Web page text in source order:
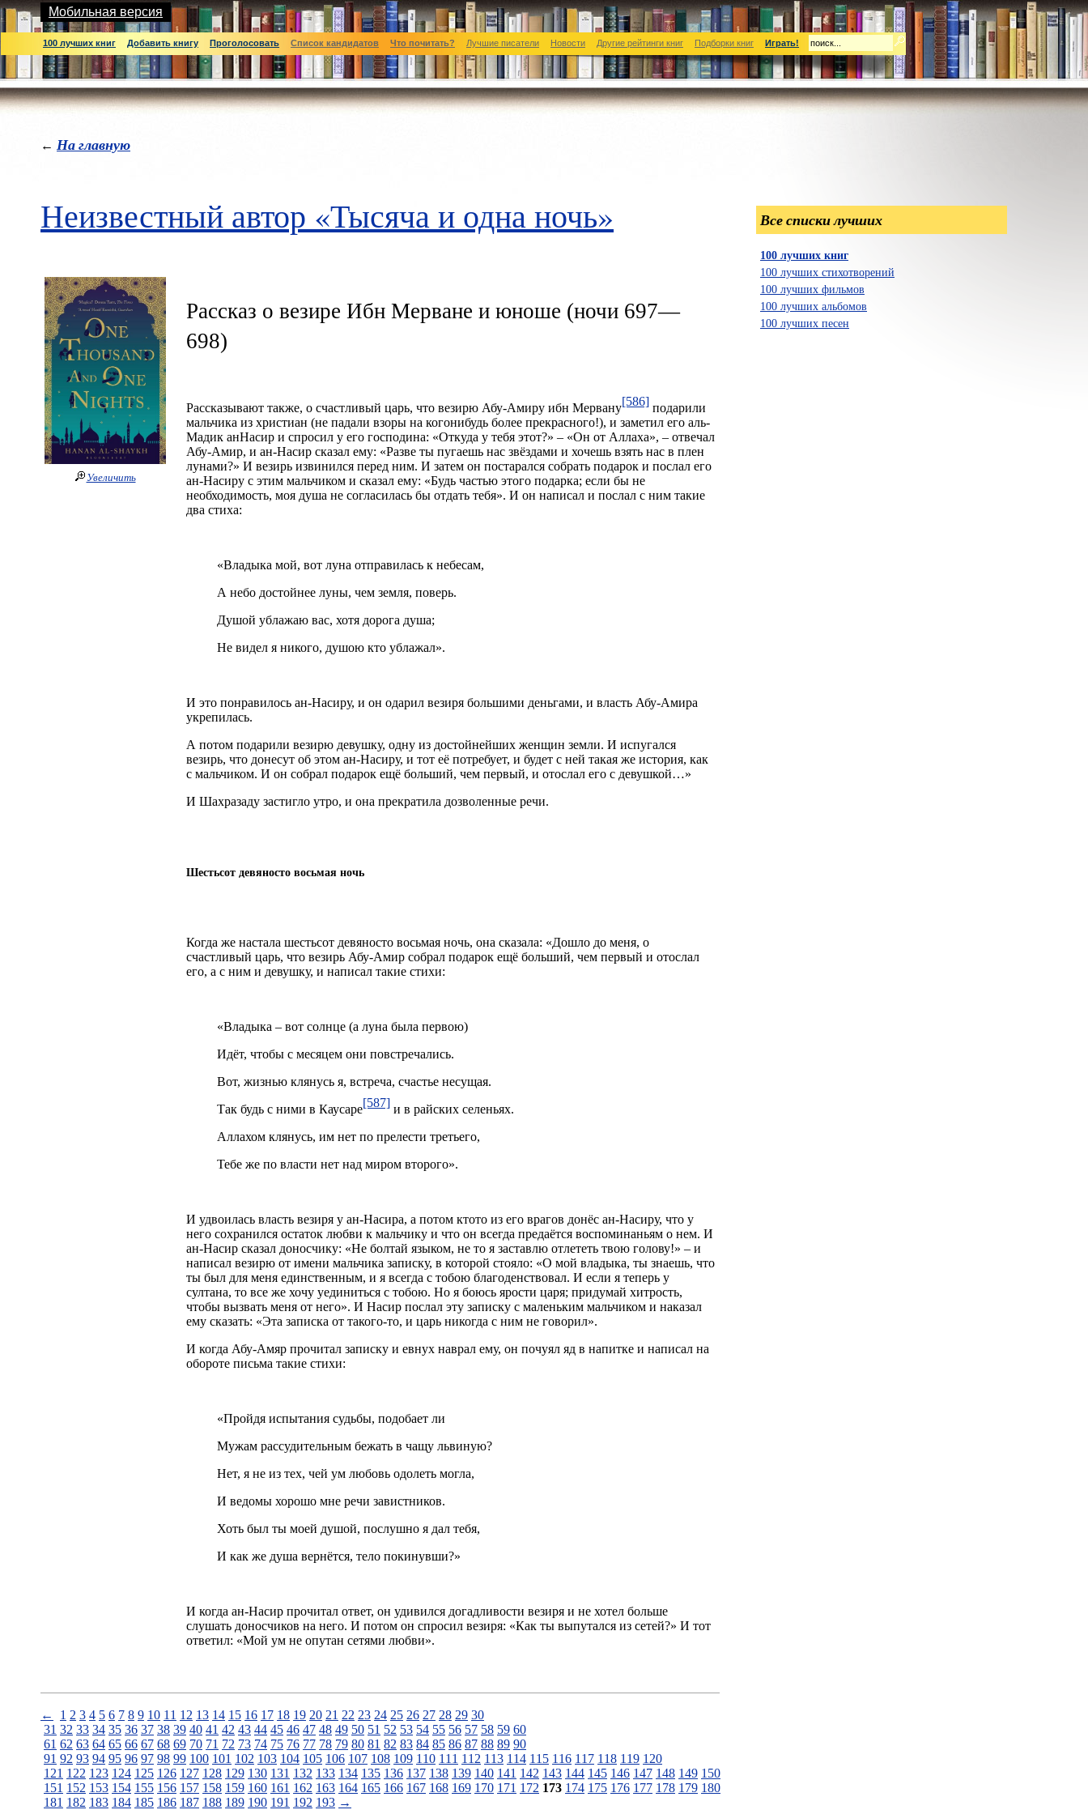
Мобильная версия
100 лучших книг Добавить книгу Проголосовать Список кандидатов Что почитать? Лучшие писатели Новости Другие рейтинги книг Подборки книг Играть!
← На главную
Неизвестный автор «Тысяча и одна ночь»
Увеличить
Рассказ о везире Ибн Мерване и юноше (ночи 697—
698)
Рассказывают также, о счастливый царь, что везирю Абу-Амиру ибн Мервану[586] подарили
мальчика из христиан (не падали взоры на когонибудь более прекрасного!), и заметил его аль-
Мадик анНасир и спросил у его господина: «Откуда у тебя этот?» – «Он от Аллаха», – отвечал
Абу-Амир, и ан-Насир сказал ему: «Разве ты пугаешь нас звёздами и хочешь взять нас в плен
лунами?» И везирь извинился перед ним. И затем он постарался собрать подарок и послал его
ан-Насиру с этим мальчиком и сказал ему: «Будь частью этого подарка; если бы не
необходимость, моя душа не согласилась бы отдать тебя». И он написал и послал с ним такие
два стиха:
«Владыка мой, вот луна отправилась к небесам,
А небо достойнее луны, чем земля, поверь.
Душой ублажаю вас, хотя дорога душа;
Не видел я никого, душою кто ублажал».
И это понравилось ан-Насиру, и он одарил везиря большими деньгами, и власть Абу-Амира
укрепилась.
А потом подарили везирю девушку, одну из достойнейших женщин земли. И испугался
везирь, что донесут об этом ан-Насиру, и тот её потребует, и будет с ней такая же история, как
с мальчиком. И он собрал подарок ещё больший, чем первый, и отослал его с девушкой…»
И Шахразаду застигло утро, и она прекратила дозволенные речи.
Шестьсот девяносто восьмая ночь
Когда же настала шестьсот девяносто восьмая ночь, она сказала: «Дошло до меня, о
счастливый царь, что везирь Абу-Амир собрал подарок ещё больший, чем первый и отослал
его, а с ним и девушку, и написал такие стихи:
«Владыка – вот солнце (а луна была первою)
Идёт, чтобы с месяцем они повстречались.
Вот, жизнью клянусь я, встреча, счастье несущая.
Так будь с ними в Каусаре[587]и в райских селеньях.
Аллахом клянусь, им нет по прелести третьего,
Тебе же по власти нет над миром второго».
И удвоилась власть везиря у ан-Насира, а потом ктото из его врагов донёс ан-Насиру, что у
него сохранился остаток любви к мальчику и что он всегда предаётся воспоминаньям о нем. И
ан-Насир сказал доносчику: «Не болтай языком, не то я заставлю отлететь твою голову!» – и
написал везирю от имени мальчика записку, в которой стояло: «О мой владыка, ты знаешь, что
ты был для меня единственным, и я всегда с тобою благоденствовал. И если я теперь у
султана, то все же хочу уединиться с тобою. Но я боюсь ярости царя; придумай хитрость,
чтобы вызвать меня от него». И Насир послал эту записку с маленьким мальчиком и наказал
ему сказать: «Эта записка от такого-то, и царь никогда с ним не говорил».
И когда Абу-Амяр прочитал записку и евнух наврал ему, он почуял яд в напитке и написал на
обороте письма такие стихи:
«Пройдя испытания судьбы, подобает ли
Мужам рассудительным бежать в чащу львиную?
Нет, я не из тех, чей ум любовь одолеть могла,
И ведомы хорошо мне речи завистников.
Хоть был ты моей душой, послушно я дал тебя,
И как же душа вернётся, тело покинувши?»
И когда ан-Насир прочитал ответ, он удивился догадливости везиря и не хотел больше
слушать доносчиков на него. И потом он спросил везиря: «Как ты выпутался из сетей?» И тот
ответил: «Мой ум не опутан сетями любви».
← 1 2 3 4 5 6 7 8 9 10 11 12 13 14 15 16 17 18 19 20 21 22 23 24 25 26 27 28 29 30
31 32 33 34 35 36 37 38 39 40 41 42 43 44 45 46 47 48 49 50 51 52 53 54 55 56 57 58 59 60
61 62 63 64 65 66 67 68 69 70 71 72 73 74 75 76 77 78 79 80 81 82 83 84 85 86 87 88 89 90
91 92 93 94 95 96 97 98 99 100 101 102 103 104 105 106 107 108 109 110 111 112 113 114 115 116 117 118 119 120
121 122 123 124 125 126 127 128 129 130 131 132 133 134 135 136 137 138 139 140 141 142 143 144 145 146 147 148 149 150
151 152 153 154 155 156 157 158 159 160 161 162 163 164 165 166 167 168 169 170 171 172 173 174 175 176 177 178 179 180
181 182 183 184 185 186 187 188 189 190 191 192 193 →
Все списки лучших
100 лучших книг
100 лучших стихотворений
100 лучших фильмов
100 лучших альбомов
100 лучших песен